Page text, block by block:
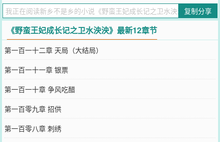
携手，瓦解了敌军的威胁。而申明煌也利用了卫泱泱和礼部尚书之妹
宋文如的感情，分别对两人许下王妃之位，借此拉拢两家势力，为自
己入主东宫而铺路。后来卫泱泱和宋文如无意中发现申明煌的阴谋，
便果断割舍了自己的感情，联手打碎了申明煌的太子之梦。
您要是觉得《
野蛮王妃成长记之卫水泱泱
您QQ群和微博微信里的朋友推荐哦！
复制分享
《野蛮王妃成长记之卫水泱泱》最新12章节
第一百一十二章 天局（大结局）
第一百一十一章 银票
第一百一十章 争风吃醋
第一百零九章 招供
第一百零八章 刺绣